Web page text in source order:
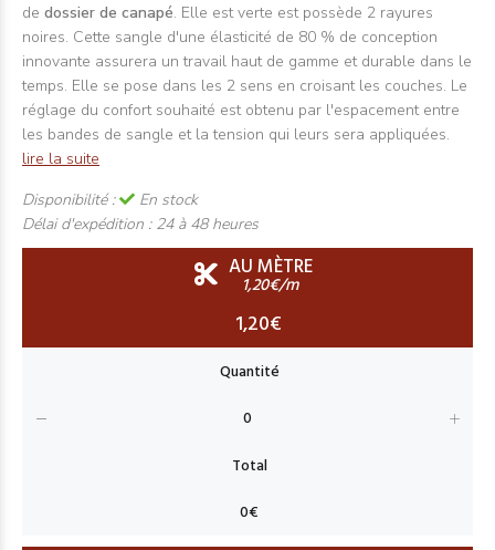
de dossier de canapé. Elle est verte est possède 2 rayures
noires. Cette sangle d'une élasticité de 80 % de conception
innovante assurera un travail haut de gamme et durable dans le
temps. Elle se pose dans les 2 sens en croisant les couches. Le
réglage du confort souhaité est obtenu par l'espacement entre
les bandes de sangle et la tension qui leurs sera appliquées.
lire la suite
Disponibilité :
En stock
Délai d'expédition : 24 à 48 heures
AU MÈTRE
1,20€/m
1,20€